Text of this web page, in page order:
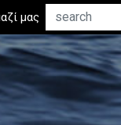
μας Αναζήτηση